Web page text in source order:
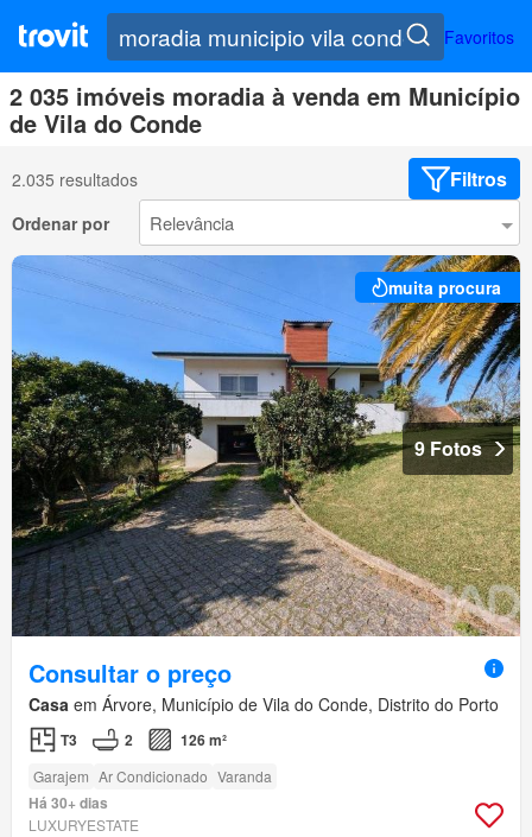
Favoritos
2 035 imóveis moradia à venda em Município
de Vila do Conde
2.035 resultados Filtros
Ordenar por
muita procura
9 Fotos
Consultar o preço
Casa em Árvore, Município de Vila do Conde, Distrito do Porto
T3 2 126 m²
Garajem Ar Condicionado Varanda
Há 30+ dias
LUXURYESTATE